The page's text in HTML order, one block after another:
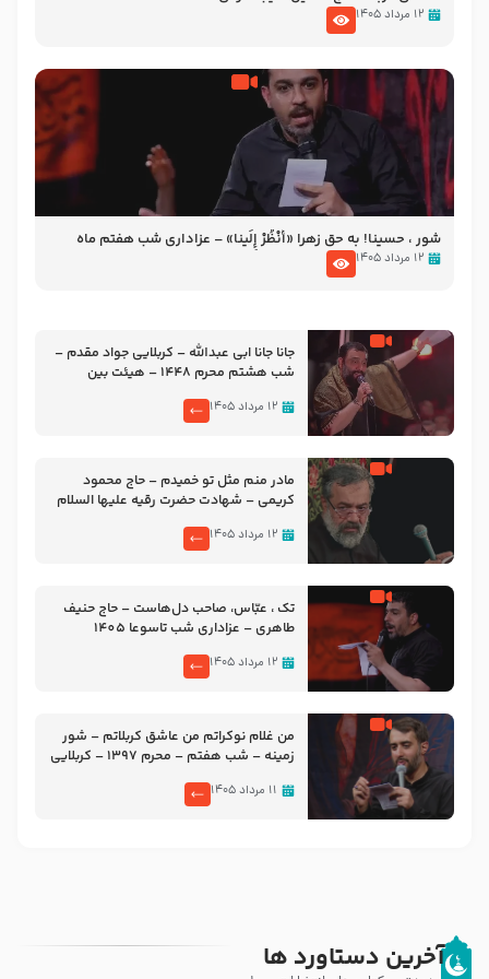
۱۲ مرداد ۱۴۰۵
شور ، حسینا! به‌ حق زهرا «أُنْظُرْ إِلَینا» – عزاداری شب هفتم ماه
محرّم 1405
۱۲ مرداد ۱۴۰۵
جانا جانا ابی عبدالله – کربلایی جواد مقدم –
شب هشتم محرم 1448 – هیئت بین
۱۲ مرداد ۱۴۰۵
مادر منم مثل تو خمیدم – حاج محمود
کریمی – شهادت حضرت رقیه علیها السلام
۱۲ مرداد ۱۴۰۵
تک ، عبّاس، صاحب دل‌هاست – حاج حنیف
طاهری – عزاداری شب تاسوعا 1405
۱۲ مرداد ۱۴۰۵
من غلام نوکراتم من عاشق کربلاتم – شور
زمینه – شب هفتم – محرم 1397 – کربلایی
۱۱ مرداد ۱۴۰۵
آخرین دستاورد ها